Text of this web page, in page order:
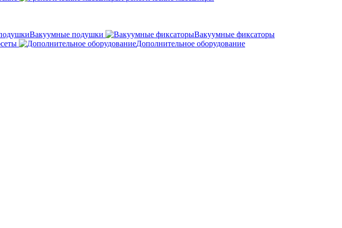
Вакуумные подушки
Вакуумные фиксаторы
Дополнительное оборудование